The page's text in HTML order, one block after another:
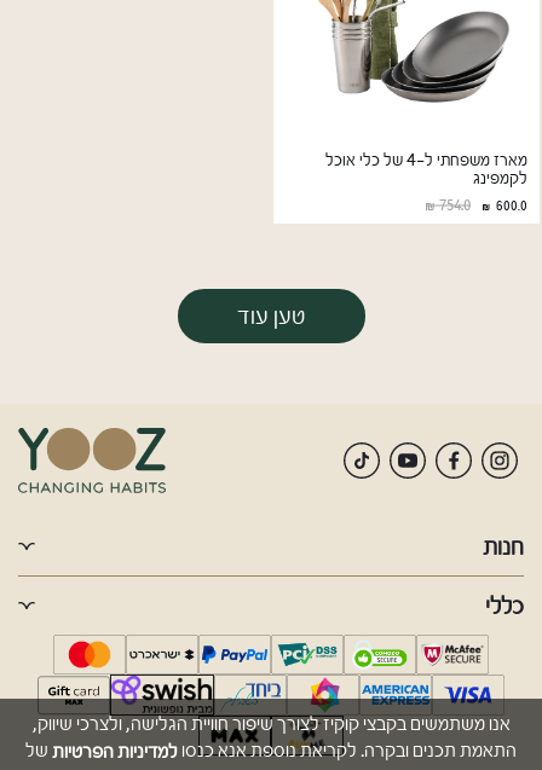
אנו משתמשים בקבצי קוקיז לצורך שיפור חוויית הגלישה, ולצרכי שיווק,
התאמת תכנים ובקרה. לקריאת נוספת אנא כנסו למדיניות הפרטיות של
מארז משפחתי ל-4 של כלי אוכל
לקמפינג
600.0
754.0
טען עוד
חנות
כללי